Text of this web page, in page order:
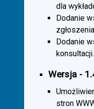
dla
Dodanie
Dodanie
konsultacji.
Wersja -
stron